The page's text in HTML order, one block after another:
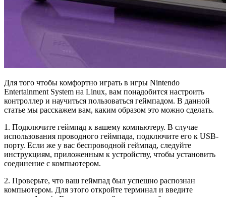
Для того чтобы комфортно играть в игры Nintendo
Entertainment System на Linux, вам понадобится настроить
контроллер и научиться пользоваться геймпадом. В данной
статье мы расскажем вам, каким образом это можно сделать.
1. Подключите геймпад к вашему компьютеру. В случае
использования проводного геймпада, подключите его к USB-
порту. Если же у вас беспроводной геймпад, следуйте
инструкциям, приложенным к устройству, чтобы установить
соединение с компьютером.
2. Проверьте, что ваш геймпад был успешно распознан
компьютером. Для этого откройте терминал и введите